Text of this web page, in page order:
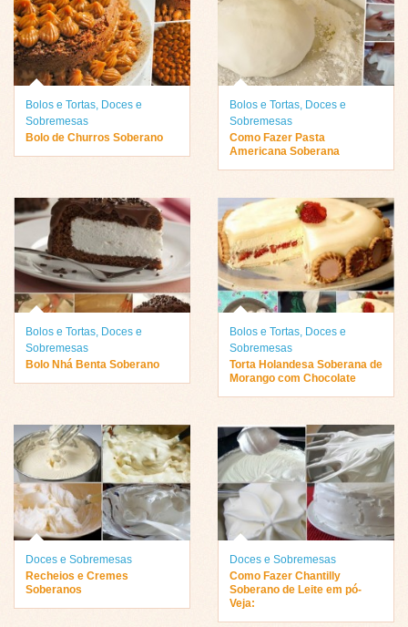
Bolos e Tortas Doces e
Sobremesas
Bolo de Churros Soberano
Bolos e Tortas Doces e
Sobremesas
Como Fazer Pasta
Americana Soberana
Bolos e Tortas, Doces e
Sobremesas
Bolo Nhá Benta Soberano
Bolos e Tortas, Doces e
Sobremesas
Torta Holandesa Soberana de
Morango com Chocolate
Doces e Sobremesas
Recheios e Cremes
Soberanos
Doces e Sobremesas
Como Fazer Chantilly
Soberano de Leite em pó-
Veja: